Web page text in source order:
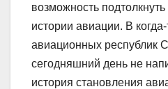
возможность
истории авиации. В
авиационных республик
сегодняшний день не
история становления